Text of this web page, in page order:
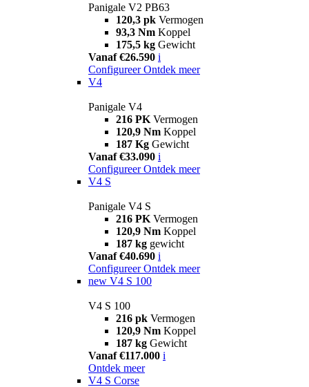
Panigale V2 PB63
120,3 pk Vermogen
93,3 Nm Koppel
175,5 kg Gewicht
Vanaf €26.590 i
Configureer Ontdek meer
V4
Panigale V4
216 PK Vermogen
120,9 Nm Koppel
187 Kg Gewicht
Vanaf €33.090 i
Configureer Ontdek meer
V4 S
Panigale V4 S
216 PK Vermogen
120,9 Nm Koppel
187 kg gewicht
Vanaf €40.690 i
Configureer Ontdek meer
new V4 S 100
V4 S 100
216 pk Vermogen
120,9 Nm Koppel
187 kg Gewicht
Vanaf €117.000 i
Ontdek meer
V4 S Corse